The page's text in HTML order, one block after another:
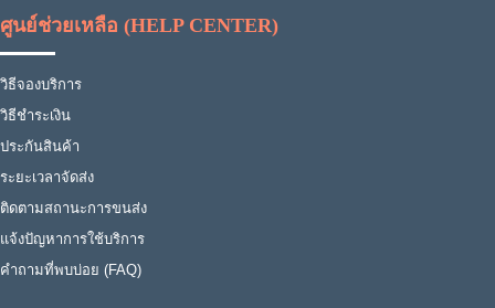
ศูนย์ช่วยเหลือ (HELP CENTER)
วิธีจองบริการ
วิธีชำระเงิน
ประกันสินค้า
ระยะเวลาจัดส่ง
ติดตามสถานะการขนส่ง
แจ้งปัญหาการใช้บริการ
คำถามที่พบบ่อย (FAQ)